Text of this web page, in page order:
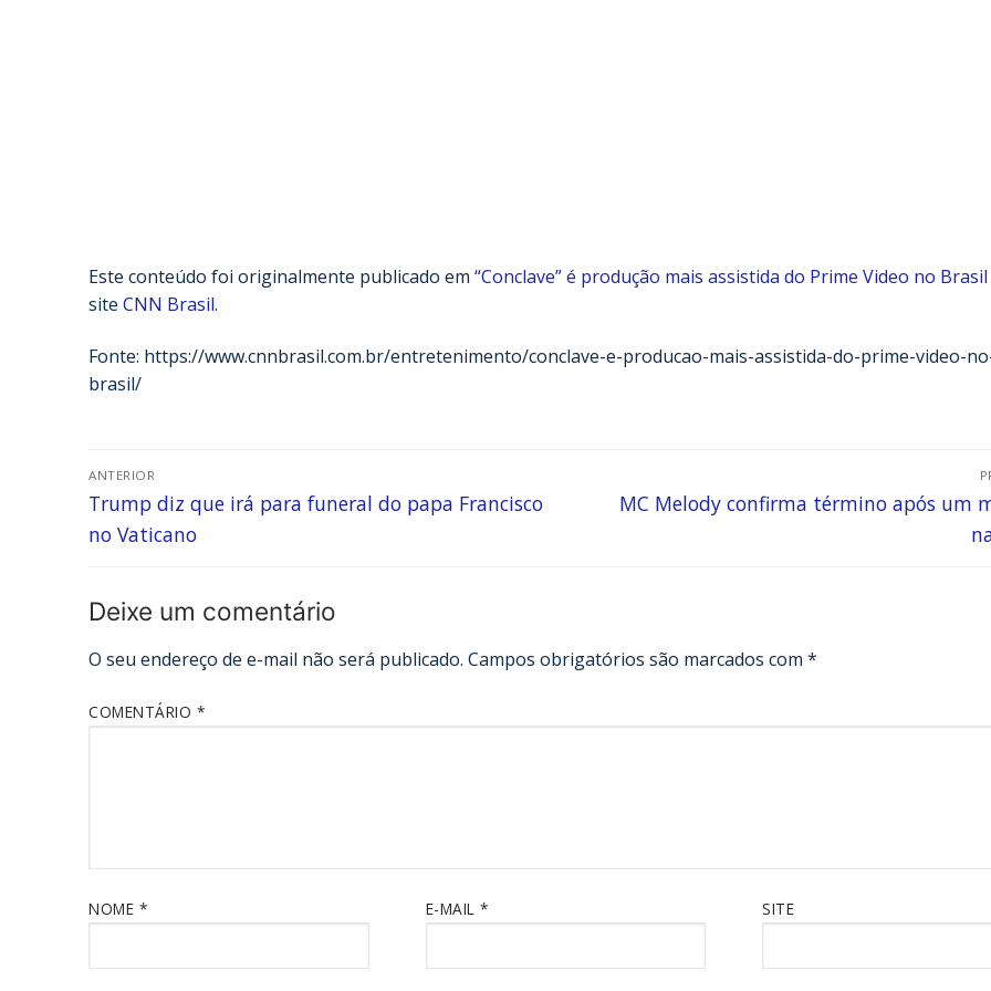
Este conteúdo foi originalmente publicado em “Conclave” é produção mais assistida do Prime Video no Brasil
site CNN Brasil.
Fonte: https://www.cnnbrasil.com.br/entretenimento/conclave-e-producao-mais-assistida-do-prime-video-
brasil/
ANTERIOR
Trump diz que irá para funeral do papa Francisco
no Vaticano
MC Melody confirma término após um
Deixe um comentário
O seu endereço de e-mail não será publicado. Campos obrigatórios são marcados com *
COMENTÁRIO *
NOME * E-MAIL* SITE